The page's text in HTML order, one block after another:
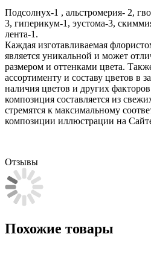
Подсолнух-1 , альстромерия- 2,
3, гиперикум-1, эустома-3,
лента-1.
Каждая изготавливаемая
является уникальной и может
размером и оттенками цвета.
ассортименту и составу цветов в
наличия цветов и других
композиция составляется из
стремятся к максимальному
композиции иллюстрации на
Отзывы
Похожие товары